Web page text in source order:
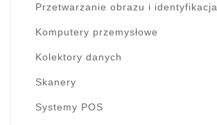
Przetwarzanie obrazu i identyfikacja
Komputery przemysłowe
Kolektory danych
Skanery
Systemy POS